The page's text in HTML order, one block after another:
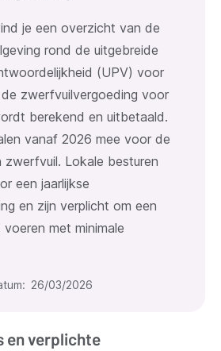
je een overzicht van de
rond de uitgebreide
(UPV) voor
zwerfvuilvergoeding voor
berekend en uitbetaald.
vanaf 2026 mee voor de
zwerfvuil. Lokale besturen
een jaarlijkse
en zijn verplicht om een
met minimale
26/03/2026
en verplichte